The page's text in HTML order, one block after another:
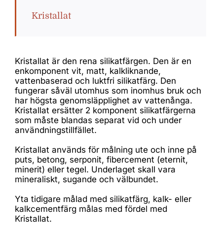
Kristallat
Kristallat är den rena silikatfärgen. Den är en
enkomponent vit, matt, kalkliknande,
vattenbaserad och luktfri silikatfärg. Den
fungerar såväl utomhus som inomhus bruk och
har högsta genomsläpplighet av vattenånga.
Kristallat ersätter 2 komponent silikatfärgerna
som måste blandas separat vid och under
användningstillfället.
Kristallat används för målning ute och inne på
puts, betong, serponit, fibercement (eternit,
minerit) eller tegel. Underlaget skall vara
mineraliskt, sugande och välbundet.
Yta tidigare målad med silikatfärg, kalk- eller
kalkcementfärg målas med fördel med
Kristallat.